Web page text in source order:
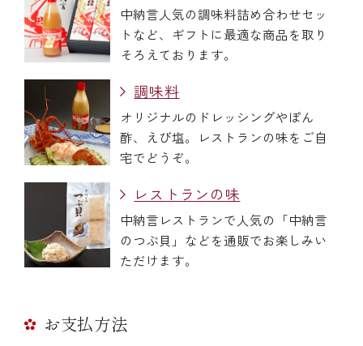
中納言人気の調味料詰め合わせセッ
トなど、ギフトに最適な商品を取り
そろえております。
調味料
オリジナルのドレッシングやぽん
酢、えび塩。レストランの味をご自
宅でどうぞ。
レストランの味
中納言レストランで人気の「中納言
のつぶ貝」などを通販でお楽しみい
ただけます。
お支払方法